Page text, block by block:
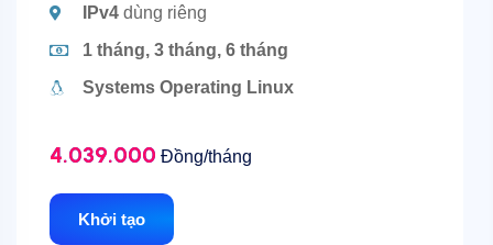
IPv4dùng riêng
1 tháng, 3 tháng, 6 tháng
Systems Operating Linux
Khởi tạo
4.039.000 Đồng/tháng